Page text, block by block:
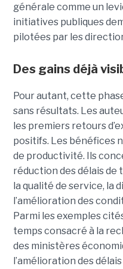
générale comme un
initiatives publiques
pilotées par les
Des gains déjà
Pour autant, cette
sans résultats. Les
les premiers retours
positifs. Les bénéfices
de productivité. Ils
réduction des délais de
la qualité de service, la
l’amélioration des
Parmi les exemples
temps consacré à la
des ministères
l’amélioration des